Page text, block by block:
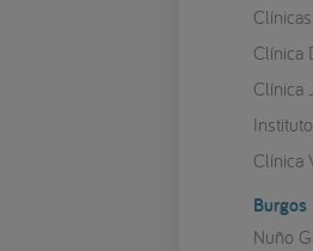
Clínica
Clínica
Clínica
Burgos
Nuño